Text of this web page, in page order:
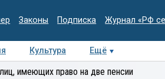
Законы Подписка Журнал «РФ
Культура
Ещё
Колумнисты
имеющих право на две пенсии